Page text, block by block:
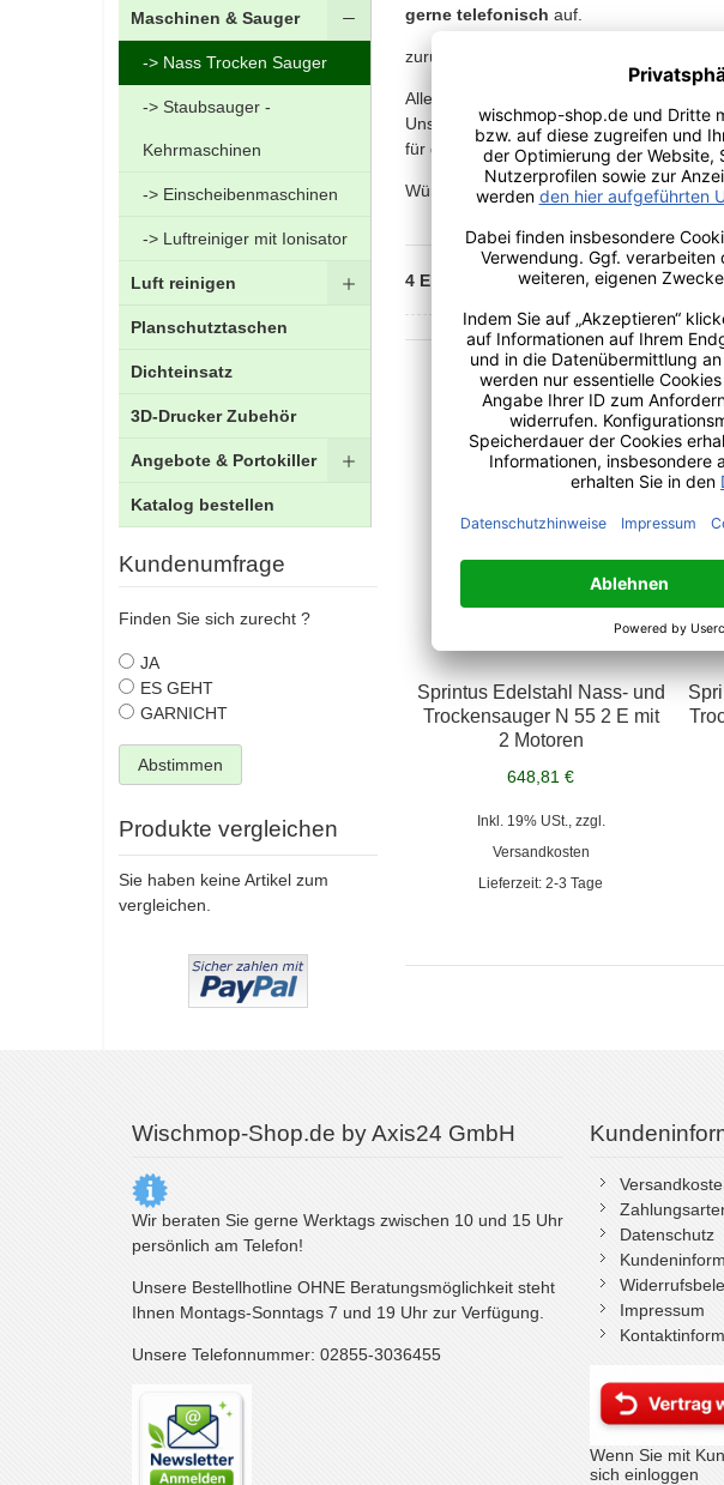
gerne telefonisch auf.
zurück zur Hauptkategorie
Alle Geräte ROHS konform - mit CE und
Unsere Geräte sind für den
für die dauerhafte Nutzung.
Wünschen Sie eine Beratung, rufen Sie
4Elemente Sortieren nach
Sprintus Edelstahl Nass- und
Trockensauger N 55 2 E mit
2 Motoren
648,81 €
Inkl. 19% USt., zzgl.
Versandkosten
Lieferzeit: 2-3 Tage
Maschinen & Sauger
Nass Trocken Sauger
Staubsauger -
Kehrmaschinen
Einscheibenmaschinen
Luftreiniger mit Ionisator
Luft reinigen
Planschutztaschen
Dichteinsatz
3D-Drucker Zubehör
Angebote & Portokiller
Katalog bestellen
Kundenumfrage
Finden Sie sich zurecht ?
JA
ES GEHT
GARNICHT
Abstimmen
Produkte vergleichen
Sie haben keine Artikel zum
vergleichen.
Wischmop-Shop.de by Axis24 GmbH
Wir beraten Sie gerne Werktags zwischen 10 und 15 Uhr
persönlich am Telefon!
Unsere Bestellhotline OHNE Beratungsmöglichkeit steht
Ihnen Montags-Sonntags 7 und 19 Uhr zur Verfügung.
Unsere Telefonnummer: 02855-3036455
Datenschutz
Impressum
Wenn Sie mit
sich einloggen